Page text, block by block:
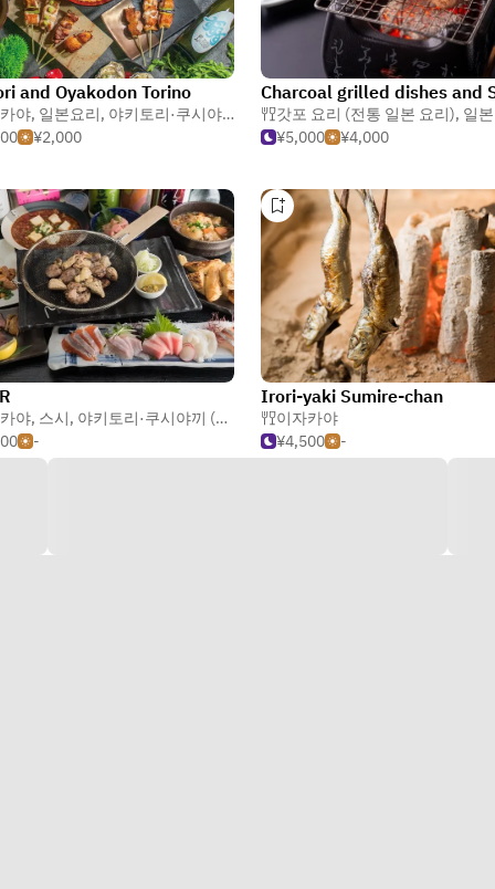
야
and Oyakodon Torino
야, 일본요리, 야키토리·쿠시야끼 (꼬치 요리)
¥2,000
갓포 요리 (전통 일본 요리), 일
¥5,000
¥4,000
야, 스시, 야키토리·쿠시야끼 (꼬치 요리)
-
Irori-yaki Sumire-chan
이자카야
¥4,500
-